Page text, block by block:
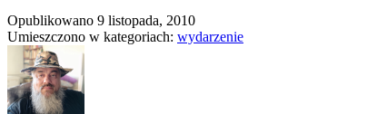
Opublikowano 9 listopada, 2010
Umieszczono w kategoriach: wydarzenie